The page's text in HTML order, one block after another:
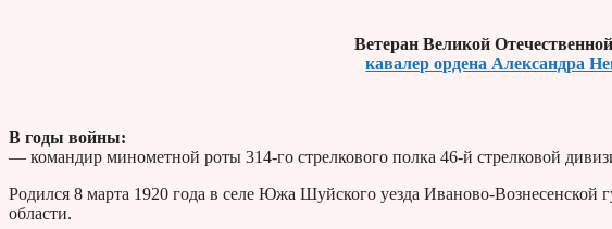
Ветеран Великой
кавалер ордена Александра
В годы войны:
— командир минометной роты 314-го стрелкового полка 46-й стрелковой
Родился 8 марта 1920 года в селе Южа Шуйского уезда Иваново-
области.